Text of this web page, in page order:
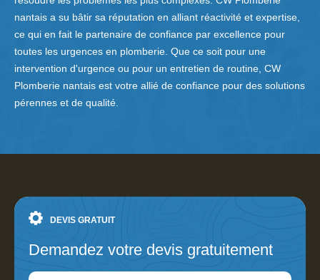
nantais a su bâtir sa réputation en alliant réactivité et expertise,
ce qui en fait le partenaire de confiance par excellence pour
toutes les urgences en plomberie. Que ce soit pour une
intervention d'urgence ou pour un entretien de routine, CW
Plomberie nantais est votre allié de confiance pour des solutions
pérennes et de qualité.
DEVIS GRATUIT
Demandez votre devis gratuitement